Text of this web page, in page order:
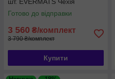
(PT223004)
Готово до відправки
3 560 ₴/комплект
3 790 ₴/комплект
Купити